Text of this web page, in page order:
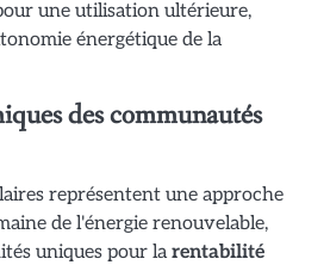
une utilisation ultérieure,
énergétique de la
des communautés
représentent une approche
de l'énergie renouvelable,
uniques pour larentabilité